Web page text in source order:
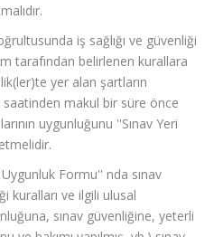
iş sağlığı ve güvenliği
tarafından belirlenen kurallara
yer alan şartların
saatinden makul bir süre önce
uygunluğunu ''Sınav Yeri
Formu'' nda sınav
kuralları ve ilgili ulusal
sınav güvenliğine, yeterli